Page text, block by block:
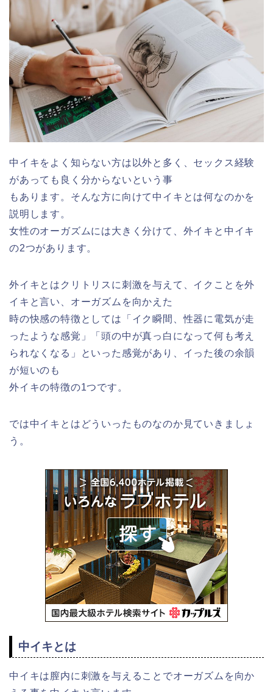
中イキをよく知らない方は以外と多く、セックス経験
があっても良く分からないという事
もあります。そんな方に向けて中イキとは何なのかを
説明します。
女性のオーガズムには大きく分けて、外イキと中イキ
の2つがあります。
外イキとはクリトリスに刺激を与えて、イクことを外
イキと言い、オーガズムを向かえた
時の快感の特徴としては「イク瞬間、性器に電気が走
ったような感覚」「頭の中が真っ白になって何も考え
られなくなる」といった感覚があり、イった後の余韻
が短いのも
外イキの特徴の1つです。
では中イキとはどういったものなのか見ていきましょ
う。
中イキとは
中イキは膣内に刺激を与えることでオーガズムを向か